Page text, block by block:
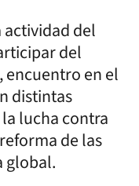
actividad del
del
encuentro en el
distintas
lucha contra
de las
global.